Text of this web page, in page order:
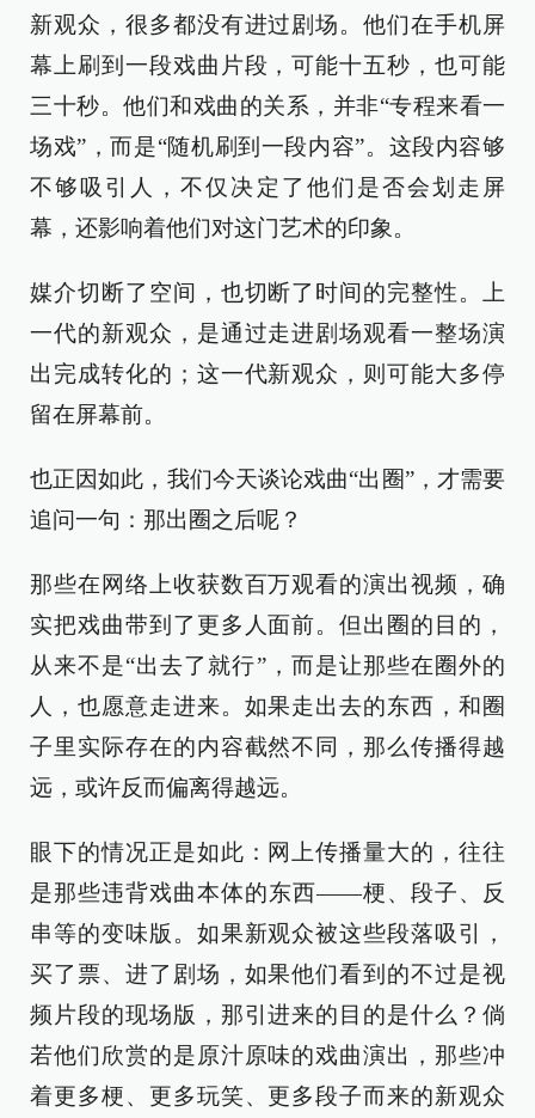
新观众，很多都没有进过剧场。他们在手机屏
幕上刷到一段戏曲片段，可能十五秒，也可能
三十秒。他们和戏曲的关系，并非“专程来看一
场戏”，而是“随机刷到一段内容”。这段内容够
不够吸引人，不仅决定了他们是否会划走屏
幕，还影响着他们对这门艺术的印象。
媒介切断了空间，也切断了时间的完整性。上
一代的新观众，是通过走进剧场观看一整场演
出完成转化的；这一代新观众，则可能大多停
留在屏幕前。
也正因如此，我们今天谈论戏曲“出圈”，才需要
追问一句：那出圈之后呢？
那些在网络上收获数百万观看的演出视频，确
实把戏曲带到了更多人面前。但出圈的目的，
从来不是“出去了就行”，而是让那些在圈外的
人，也愿意走进来。如果走出去的东西，和圈
子里实际存在的内容截然不同，那么传播得越
远，或许反而偏离得越远。
眼下的情况正是如此：网上传播量大的，往往
是那些违背戏曲本体的东西——梗、段子、反
串等的变味版。如果新观众被这些段落吸引，
买了票、进了剧场，如果他们看到的不过是视
频片段的现场版，那引进来的目的是什么？倘
若他们欣赏的是原汁原味的戏曲演出，那些冲
着更多梗、更多玩笑、更多段子而来的新观众